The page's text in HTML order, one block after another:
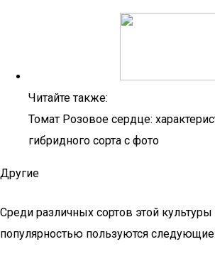
Читайте также:
Томат Розовое сердце:
гибридного сорта с фото
Другие
Среди различных сортов этой
популярностью пользуются следующие: